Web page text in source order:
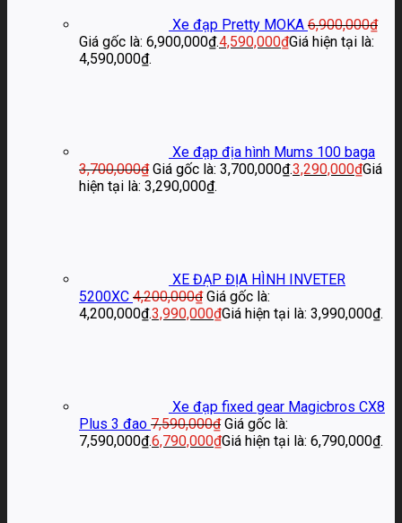
Xe đạp Pretty MOKA 6,900,000₫
Giá gốc là: 6,900,000₫.4,590,000₫Giá hiện tại là:
4,590,000₫.
Xe đạp địa hình Mums 100 baga
3,700,000₫ Giá gốc là: 3,700,000₫.3,290,000₫Giá
hiện tại là: 3,290,000₫.
XE ĐẠP ĐỊA HÌNH INVETER
5200XC 4,200,000₫ Giá gốc là:
4,200,000₫.3,990,000₫Giá hiện tại là: 3,990,000₫.
Xe đạp fixed gear Magicbros CX8
Plus 3 đao 7,590,000₫ Giá gốc là:
7,590,000₫.6,790,000₫Giá hiện tại là: 6,790,000₫.